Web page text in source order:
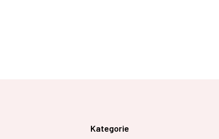
Kategorie